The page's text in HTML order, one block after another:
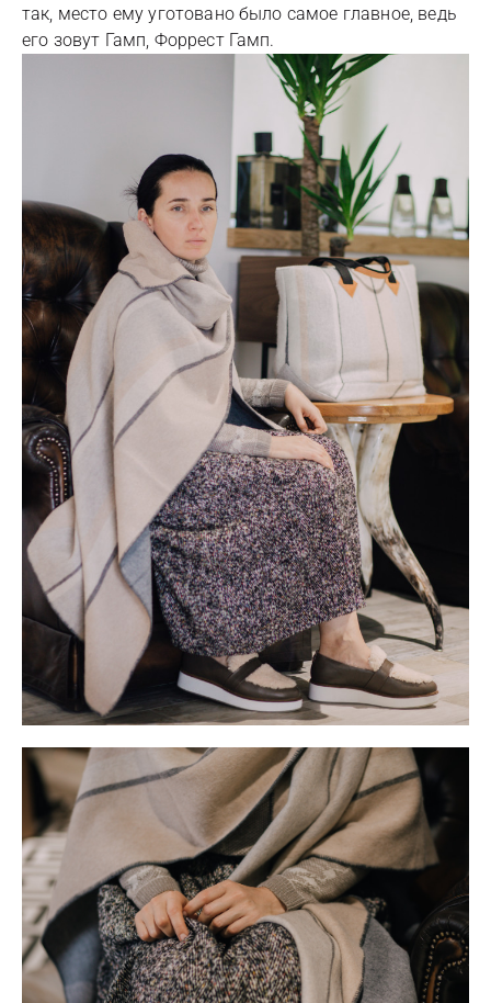
так, место ему уготовано было самое главное, ведь
его зовут Гамп, Форрест Гамп.